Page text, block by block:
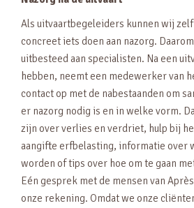
Als uitvaartbegeleiders kunnen wij
concreet iets doen aan nazorg.
uitbesteed aan specialisten. Na een
hebben, neemt een medewerker van
contact op met de nabestaanden om
er nazorg nodig is en in welke vorm.
zijn over verlies en verdriet, hulp bij
aangifte erfbelasting, informatie over
worden of tips over hoe om te gaan
Eén gesprek met de mensen van
onze rekening. Omdat we onze